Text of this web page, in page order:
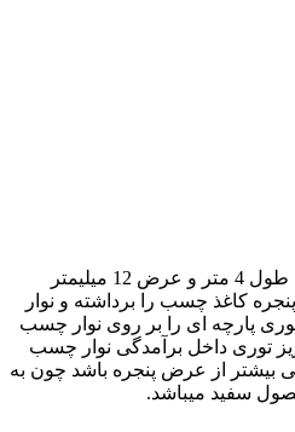
چسب توری پنجره پایا حدودا به طول 4 متر و عرض 12 میلیمتر
کاغذ چسب را برداشته و نوار
پارچه ای را بر روی نوار چسب
توری داخل برآمدگی نوار چسب
از عرض پنجره باشد چون به
سفید میباشد.